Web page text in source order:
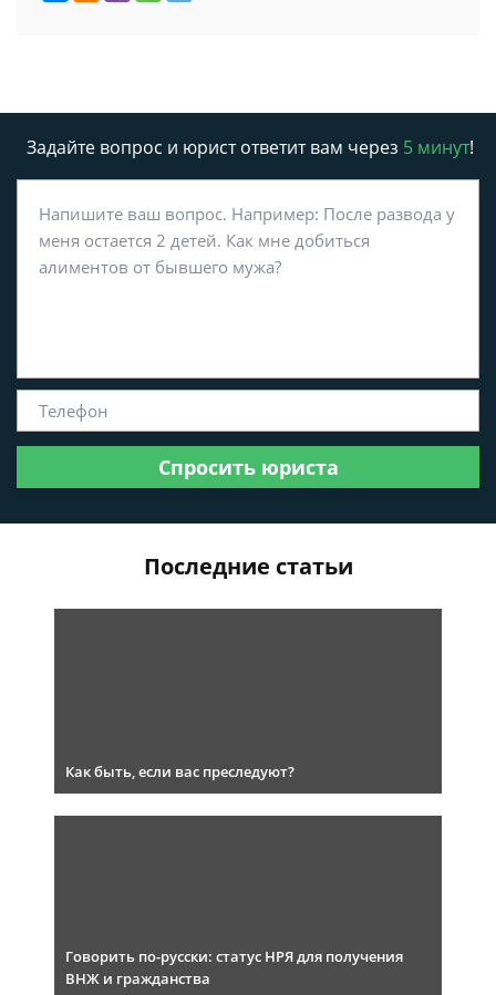
Задайте вопрос и юрист ответит вам через 5 минут!
Спросить юриста
Последние статьи
Как быть, если вас преследуют?
Говорить по-русски: статус НРЯ для получения
ВНЖ и гражданства